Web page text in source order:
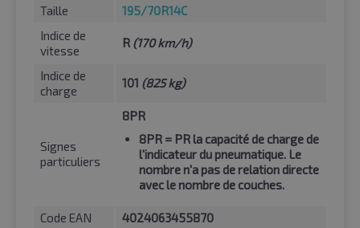
Taille
195/70R14C
Indice de
vitesse
R (170 km/h)
Indice de
charge
101 (825 kg)
Signes
particuliers
8PR
8PR = PR la capacité de charge de
l'indicateur du pneumatique. Le
nombre n'a pas de relation directe
avec le nombre de couches.
Code EAN 4024063455870